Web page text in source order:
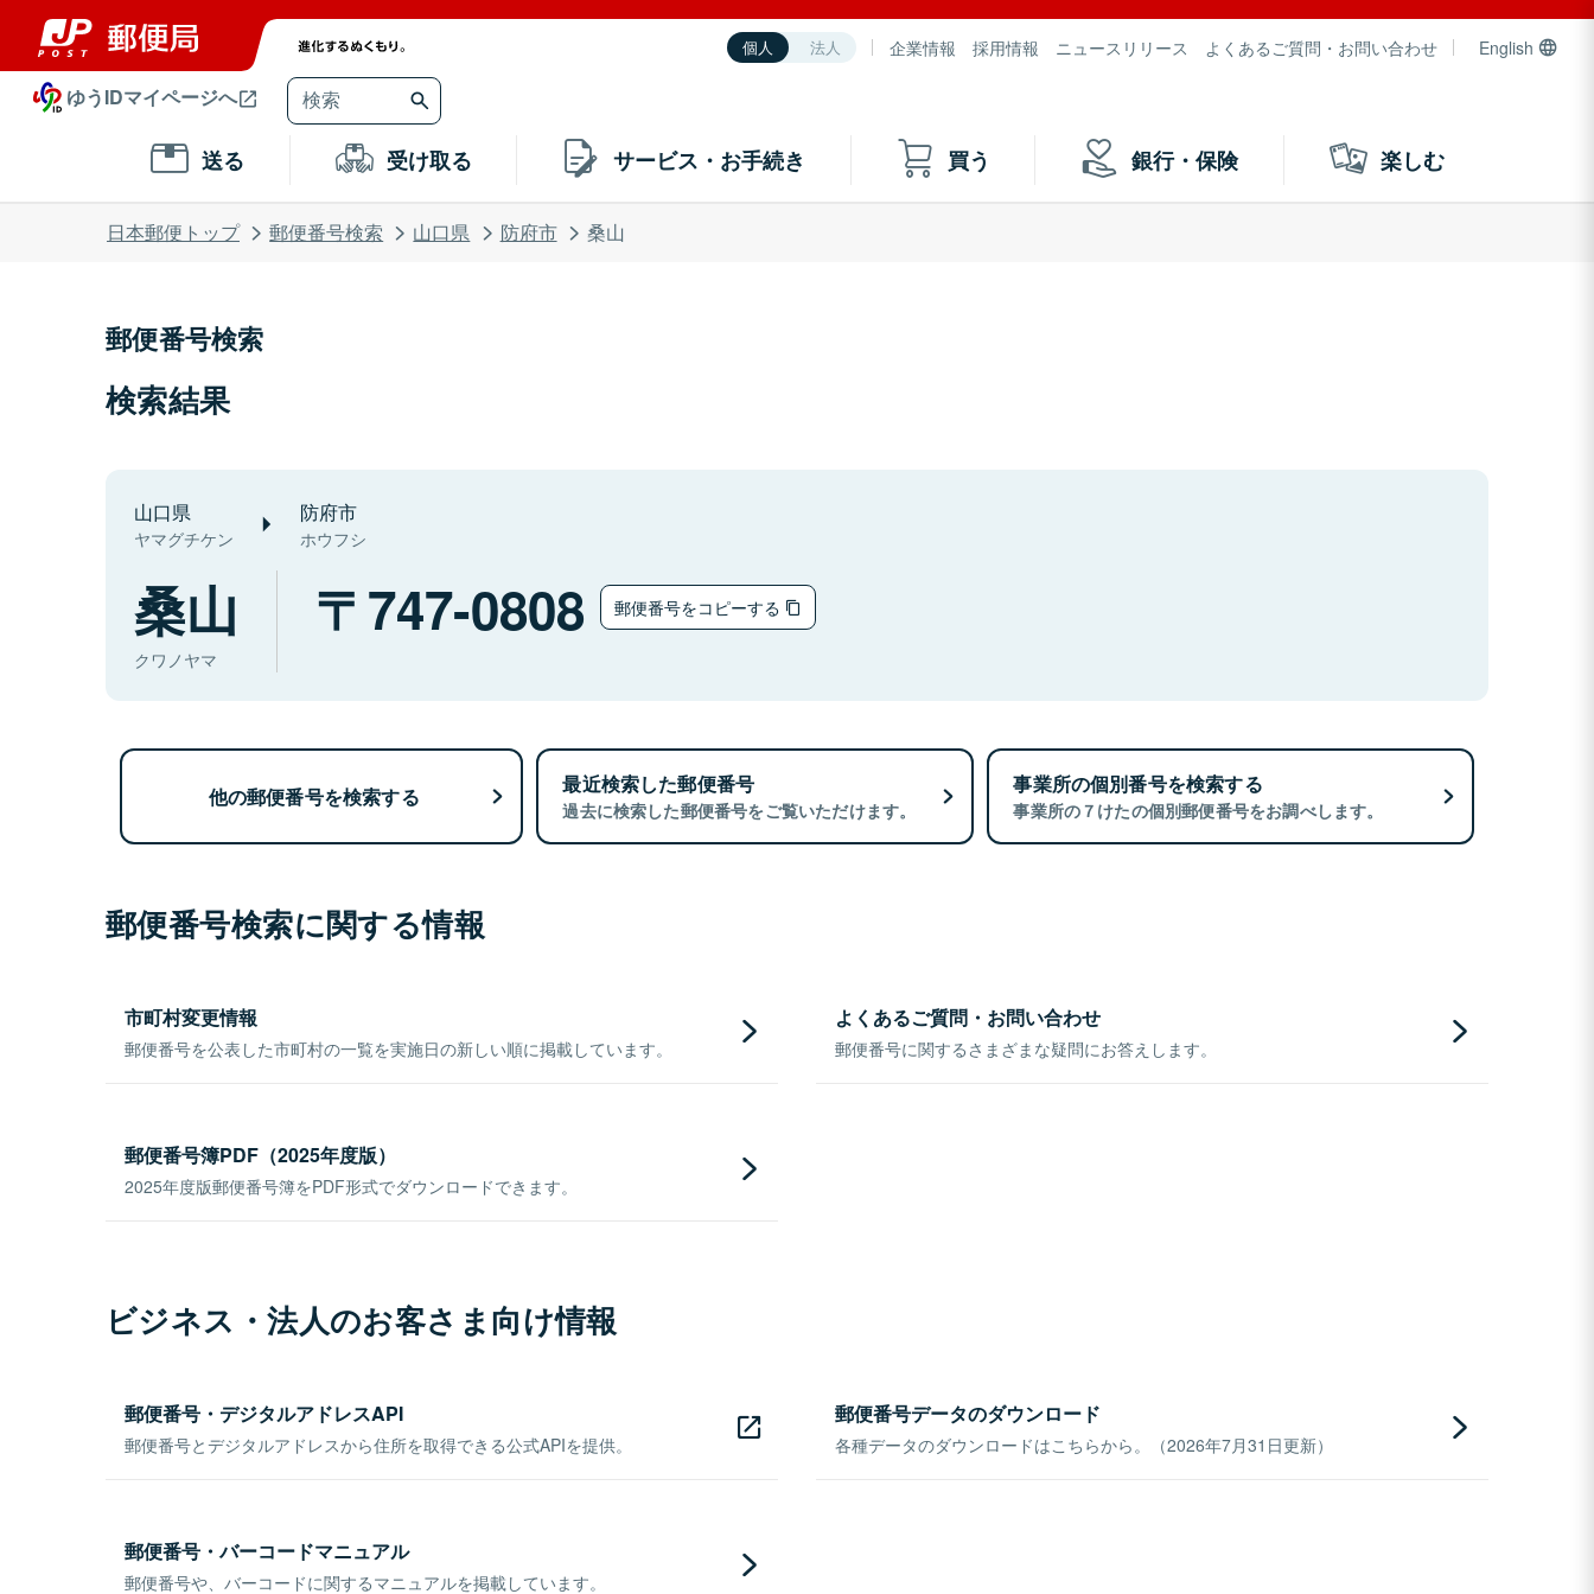
個人 法人 企業情報 採用情報 ニュースリリース よくあるご質問・お問い合わせ English
ゆうIDマイページへ
送る 受け取る サービス・お手続き 買う 銀行・保険 楽しむ
日本郵便トップ 郵便番号検索 山口県 防府市 桑山
郵便番号検索
検索結果
山口県
ヤマグチケン
防府市
ホウフシ
桑山
クワノヤマ
747-0808 郵便番号をコピーする
他の郵便番号を検索する 最近検索した郵便番号
過去に検索した郵便番号をご覧いただけます。
事業所の個別番号を検索する
事業所の７けたの個別郵便番号をお調べします。
郵便番号検索に関する情報
市町村変更情報
郵便番号を公表した市町村の一覧を実施日の新しい順に掲載しています。
よくあるご質問・お問い合わせ
郵便番号に関するさまざまな疑問にお答えします。
郵便番号簿PDF（2025年度版）
2025年度版郵便番号簿をPDF形式でダウンロードできます。
ビジネス・法人のお客さま向け情報
郵便番号・デジタルアドレスAPI
郵便番号とデジタルアドレスから住所を取得できる公式APIを提供。
郵便番号データのダウンロード
各種データのダウンロードはこちらから。（2026年7月31日更新）
郵便番号・バーコードマニュアル
郵便番号や、バーコードに関するマニュアルを掲載しています。